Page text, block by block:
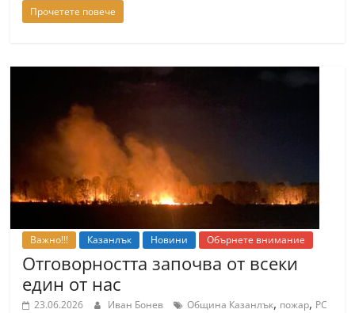
Прочетете повече
Важно!!! Казанлък Новини Обърнете внимание
Отговорността започва от всеки
един от нас
23.06.2026 Иван Бонев Община Казанлък, пожар, РС